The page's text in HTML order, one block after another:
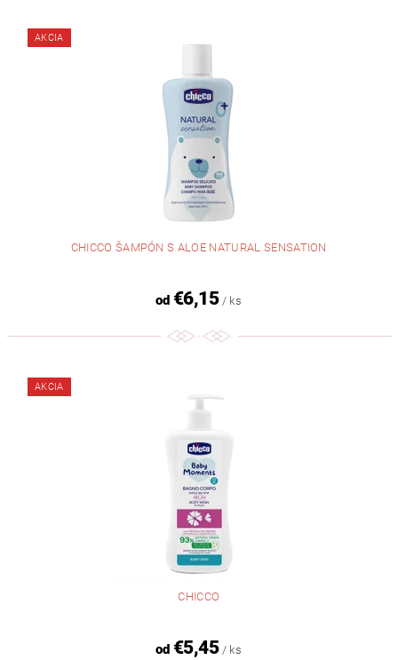
AKCIA
CHICCO ŠAMPÓN S ALOE NATURAL SENSATION
od€6,15 / ks
AKCIA
CHICCO
od€5,45 / ks